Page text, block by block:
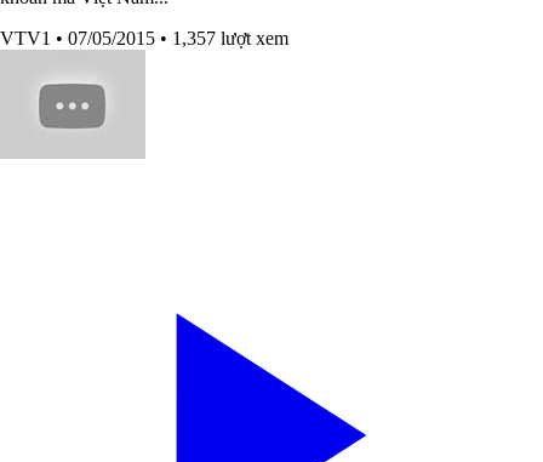
VTV1 • 07/05/2015 • 1,357 lượt xem